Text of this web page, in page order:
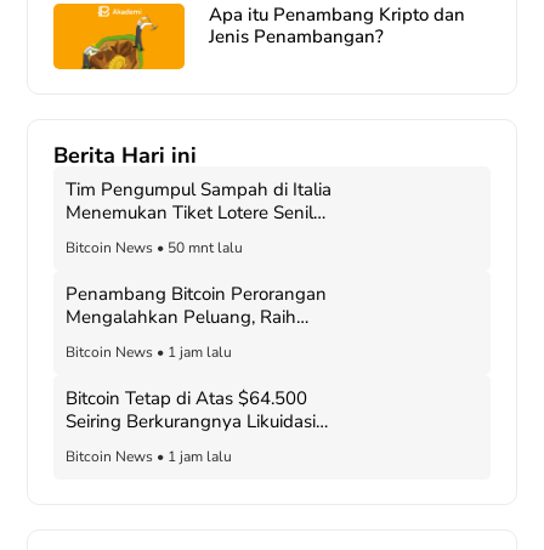
Apa itu Penambang Kripto dan
Jenis Penambangan?
Berita Hari ini
Tim Pengumpul Sampah di Italia
Menemukan Tiket Lotere Senilai
$1,15 Juta yang Dibuang Hanya
Karena Satu Kata
Bitcoin News• 50 mnt lalu
Penambang Bitcoin Perorangan
Mengalahkan Peluang, Raih
Hadiah Blok Senilai $200K
Bitcoin News• 1 jam lalu
Bitcoin Tetap di Atas $64.500
Seiring Berkurangnya Likuidasi
Posisi Jual
Bitcoin News• 1 jam lalu